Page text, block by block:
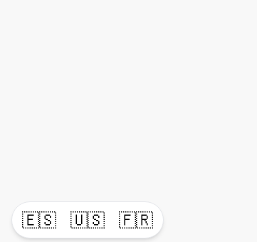
🇪🇸 🇺🇸 🇫🇷